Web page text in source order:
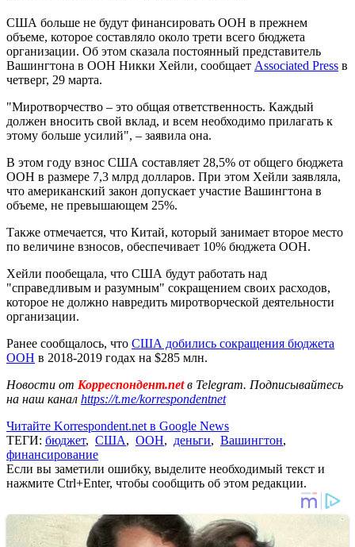
США больше не будут финансировать ООН в прежнем
объеме, которое составляло около трети всего бюджета
организации. Об этом сказала постоянный представитель
Вашингтона в ООН Никки Хейли, сообщает Associated Press в
четверг, 29 марта.
"Миротворчество – это общая ответственность. Каждый
должен вносить свой вклад, и всем необходимо прилагать к
этому больше усилий", – заявила она.
В этом году взнос США составляет 28,5% от общего бюджета
ООН в размере 7,3 млрд долларов. При этом Хейли заявляла,
что американский закон допускает участие Вашингтона в
объеме, не превышающем 25%.
Также отмечается, что Китай, который занимает второе место
по величине взносов, обеспечивает 10% бюджета ООН.
Хейли пообещала, что США будут работать над
"справедливым и разумным" сокращением своих расходов,
которое не должно навредить миротворческой деятельности
организации.
Ранее сообщалось, что США добились сокращения бюджета
ООН в 2018-2019 годах на $285 млн.
Новости от Корреспондент.netв Telegram. Подписывайтесь
на наш канал https://t.me/korrespondentnet
Читайте Korrespondent.net в Google News
ТЕГИ: бюджет, США, ООН, деньги, Вашингтон,
финансирование
Если вы заметили ошибку, выделите необходимый текст и
нажмите Ctrl+Enter, чтобы сообщить об этом редакции.